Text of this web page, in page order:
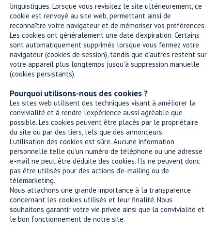
linguistiques. Lorsque vous revisitez le site ultérieurement, ce
cookie est renvoyé au site web, permettant ainsi de
reconnaître votre navigateur et de mémoriser vos préférences.
Les cookies ont généralement une date d’expiration. Certains
sont automatiquement supprimés lorsque vous fermez votre
navigateur (cookies de session), tandis que d’autres restent sur
votre appareil plus longtemps jusqu’à suppression manuelle
(cookies persistants).
Pourquoi utilisons-nous des cookies ?
Les sites web utilisent des techniques visant à améliorer la
convivialité et à rendre l’expérience aussi agréable que
possible. Les cookies peuvent être placés par le propriétaire
du site ou par des tiers, tels que des annonceurs.
L’utilisation des cookies est sûre. Aucune information
personnelle telle qu’un numéro de téléphone ou une adresse
e-mail ne peut être déduite des cookies. Ils ne peuvent donc
pas être utilisés pour des actions d’e-mailing ou de
télémarketing.
Nous attachons une grande importance à la transparence
concernant les cookies utilisés et leur finalité. Nous
souhaitons garantir votre vie privée ainsi que la convivialité et
le bon fonctionnement de notre site.